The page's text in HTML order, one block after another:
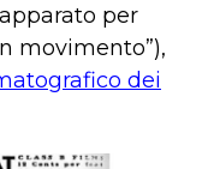
per
movimento”),
dei